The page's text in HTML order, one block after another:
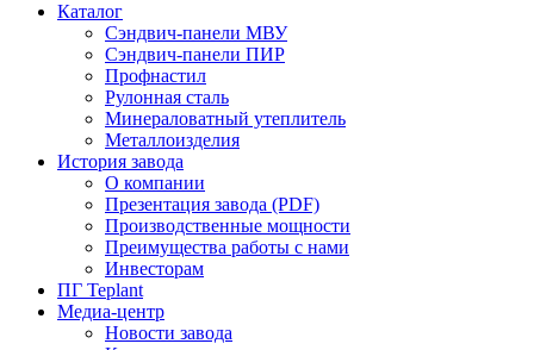
Каталог
Сэндвич-панели МВУ
Сэндвич-панели ПИР
Профнастил
Рулонная сталь
Минераловатный утеплитель
Металлоизделия
История завода
О компании
Презентация завода (PDF)
Производственные мощности
Преимущества работы с нами
Инвесторам
ПГ Teplant
Медиа-центр
Новости завода